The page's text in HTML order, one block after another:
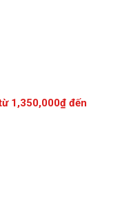
1,350,000₫ đến